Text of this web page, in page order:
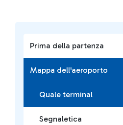
Prima della partenza
Mappa dell'aeroporto
Quale terminal
Segnaletica